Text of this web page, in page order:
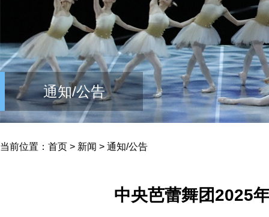
通知/公告
当前位置： 首页 > 新闻 > 通知/公告
中央芭蕾舞团2025